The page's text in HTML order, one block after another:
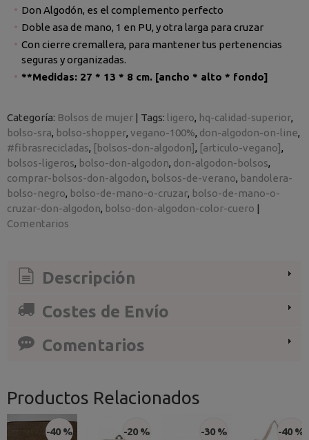
Don Algodón, es el complemento perfecto
Doble asa de mano, 1 en PU, y otra larga para cruzar
Con cierre cremallera, para mantener tus pertenencias
seguras y organizadas.
**Medidas: 27 * 13 * 8 cm. [ancho * alto * fondo]
Categoría: Bolsos de mujer | Tags: ligero hq-calidad-superior
bolso-sra bolso-shopper vegano-100% don-algodon-on-line
#fibrasrecicladas [bolsos-don-algodon]
[articulo-vegano]
bolsos-ligeros bolso-don-algodon don-algodon-bolsos
comprar-bolsos-don-algodon bolsos-de-verano bandolera-
bolso-negro bolso-de-mano-o-cruzar bolso-de-mano-o-
cruzar-don-algodon bolso-don-algodon-color-cuero |
Comentarios
Descripción
Costes de Envío
Comentarios
Productos Relacionados
-40 % -20 % -30 % -40 %